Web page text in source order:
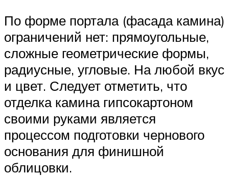
По форме портала (фасада камина)
ограничений нет: прямоугольные,
сложные геометрические формы,
радиусные, угловые. На любой вкус
и цвет. Следует отметить, что
отделка камина гипсокартоном
своими руками является
процессом подготовки чернового
основания для финишной
облицовки.